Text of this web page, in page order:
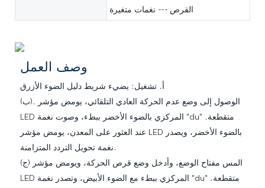
القرص --- نغمات متغيرة
وصف العمل
(ب). الوصول إلى وضع عدم الحركة العادي التلقائي، يومض مؤشر
LED المركزي بالضوء الأخضر ببطء، وصوت نغمة "du" متقطعة.
عند العثور على المعدن، يومض مؤشر LED بالضوء الأخضر، ويصدر
نغمة تحويل التردد المتزامنة.
(ج) المس مفتاح الوضع، وأدخل وضع قرص الحركة، ويومض مؤشر
LED المركزي ببطء مع الضوء الأبيض، وتصدر نغمة "du" متقطعة.